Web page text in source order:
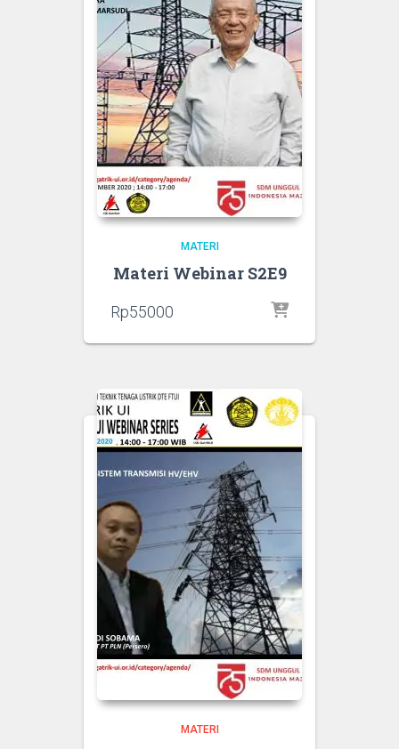
MATERI
Materi Webinar S2E9
Rp55000
MATERI